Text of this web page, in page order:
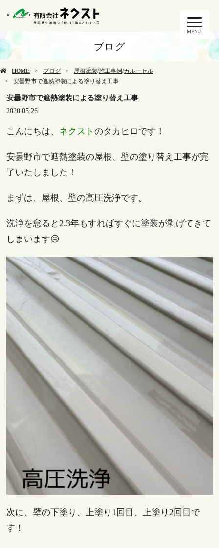
MENU
ブログ
HOME ブログ 屋根塗装/施工事例/カルーセル
安曇野市で遮熱塗装による塗り替え工事
安曇野市で遮熱塗装による塗り替え工事
2020.05.26
こんにちは、 ネクスト のタカヒロです！
安曇野市で遮熱塗装の屋根、壁の塗り替え工事が完
了いたしました！
まずは、屋根、壁の高圧洗浄です。
洗浄を怠ると2.3年もすればすぐに塗装が剥げてきて
しまいます😥
次に、壁の下塗り、上塗り1回目、上塗り2回目で
す！